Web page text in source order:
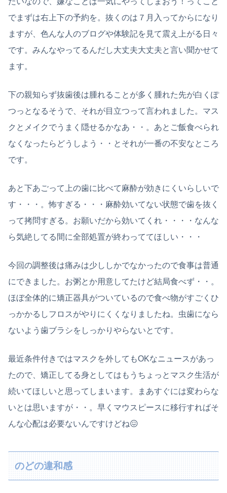
でまずは右上下の予約を。抜くのは７月入ってからになり
ますが、色んな人のブログや体験記を見て震え上がる日々
です。みんなやってるんだし大丈夫大丈夫と言い聞かせて
ます。
下の親知らず抜歯後は腫れることが多く腫れた先が白くぽ
つっとなるそうで、それが目立つって言われました。マス
クとメイクでうまく隠せるかなあ・・。あとご飯食べられ
なくなったらどうしよう・・とそれが一番の不安なところ
です。
あと下あごって上の歯に比べて麻酔が効きにくいらしいで
す・・・。怖すぎる・・・麻酔効いてない状態で歯を抜く
って拷問すぎる。お願いだから効いてくれ・・・・なんな
ら気絶してる間に全部処置が終わっててほしい・・・
今回の調整後は痛みは少ししかでなかったので食事は普通
にできました。お粥とか用意してたけど結局食べず・・。
ほぼ全体的に矯正器具がついているので食べ物がすごくひ
っかかるしフロスがやりにくくなりましたね。虫歯になら
ないよう歯ブラシをしっかりやらないとです。
最近条件付きではマスクを外してもOKなニュースがあっ
たので、矯正してる身としてはもうちょっとマスク生活が
続いてほしいと思ってしまいます。まあすぐには変わらな
いとは思いますが・・。早くマウスピースに移行すればそ
んな心配は必要ないんですけどね😖
のどの違和感